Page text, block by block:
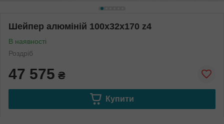
Шейпер алюміній 100х32х170 z4
В наявності
Роздріб
47 575 ₴
Купити